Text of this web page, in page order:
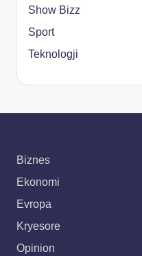
Show Bizz
Sport
Teknologji
Biznes
Ekonomi
Evropa
Kryesore
Opinion